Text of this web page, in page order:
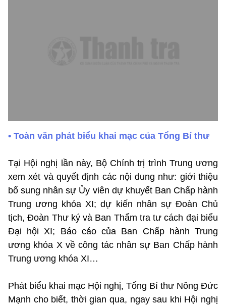
• Toàn văn phát biểu khai mạc của Tổng Bí thư
Tại Hội nghị lần này, Bộ Chính trị trình Trung ương
xem xét và quyết định các nội dung như: giới thiệu
bổ sung nhân sự Ủy viên dự khuyết Ban Chấp hành
Trung ương khóa XI; dự kiến nhân sự Đoàn Chủ
tịch, Đoàn Thư ký và Ban Thẩm tra tư cách đại biểu
Đại hội XI; Báo cáo của Ban Chấp hành Trung
ương khóa X về công tác nhân sự Ban Chấp hành
Trung ương khóa XI…
Phát biểu khai mạc Hội nghị, Tổng Bí thư Nông Đức
Mạnh cho biết, thời gian qua, ngay sau khi Hội nghị